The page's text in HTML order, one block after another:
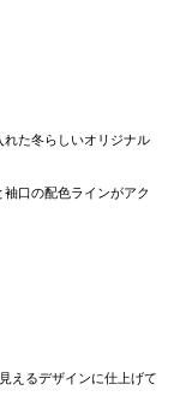
た冬らしいオリジナル
口の配色ラインがアク
えるデザインに仕上げて